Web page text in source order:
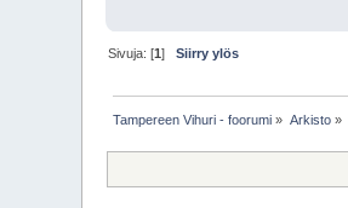
Sivuja: [1]Siirry ylös
Tampereen Vihuri - foorumi » Arkisto»